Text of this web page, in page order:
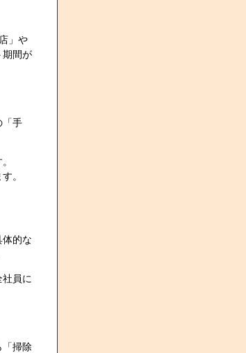
」や
期間が
「手
。
体的な
社員に
「掃除